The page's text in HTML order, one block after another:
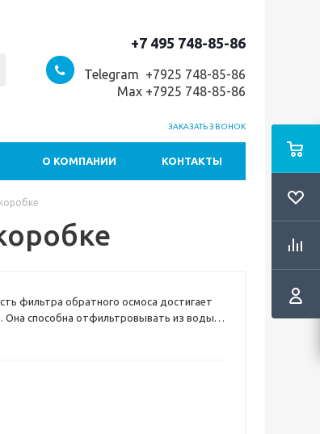
+7 495 748-85-86
Telegram +7925 748-85-86
Max +7925 748-85-86
ЗАКАЗАТЬ ЗВОНОК
О КОМПАНИИ КОНТАКТЫ
фильтра обратного осмоса достигает
Она способна отфильтровывать из воды
тетрахлорид углерода) и тяжелые